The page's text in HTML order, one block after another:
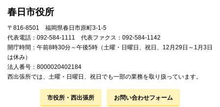
春日市役所
〒816-8501 福岡県春日市原町3-1-5
代表電話：092-584-1111 代表ファクス：092-584-1142
開庁時間：午前8時30分～午後5時（土曜・日曜日、祝日、12月29日～1月3日
は休み）
法人番号：8000020402184
西出張所では、土曜・日曜日、祝日でも一部の業務を取り扱っています。
市役所・西出張所 お問い合わせフォーム